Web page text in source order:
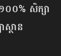
០០% សិក្សា​
ស្ថាន​